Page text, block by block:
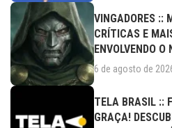
VINGADORES ::
CRÍTICAS E
ENVOLVENDO
6 de agosto de
TELA BRASIL ::
GRAÇA!